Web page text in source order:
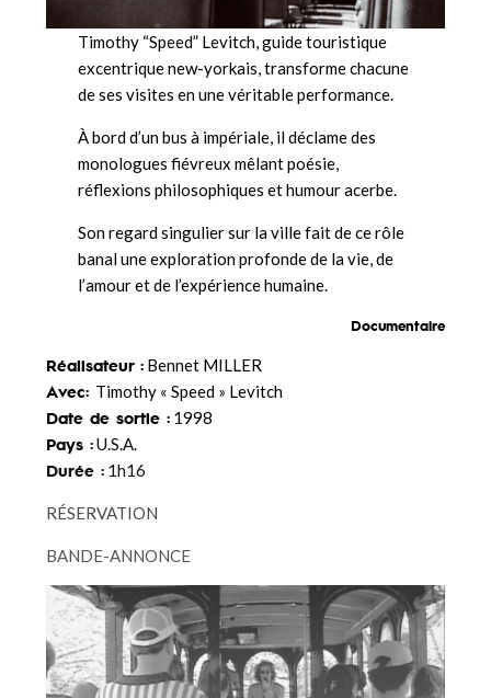
Timothy “Speed” Levitch, guide touristique
excentrique new-yorkais, transforme chacune
de ses visites en une véritable performance.
À bord d’un bus à impériale, il déclame des
monologues fiévreux mêlant poésie,
réflexions philosophiques et humour acerbe.
Son regard singulier sur la ville fait de ce rôle
banal une exploration profonde de la vie, de
l’amour et de l’expérience humaine.
Documentaire
Réalisateur : Bennet MILLER
Avec: Timothy « Speed » Levitch
Date de sortie : 1998
Pays :U.S.A.
Durée : 1h16
RÉSERVATION
BANDE-ANNONCE